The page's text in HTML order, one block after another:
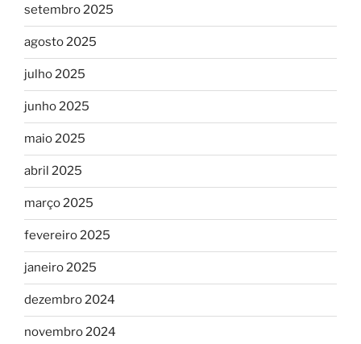
setembro 2025
agosto 2025
julho 2025
junho 2025
maio 2025
abril 2025
março 2025
fevereiro 2025
janeiro 2025
dezembro 2024
novembro 2024